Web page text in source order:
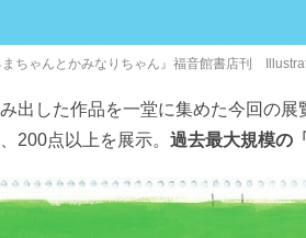
まちゃんとかみなりちゃん』福音館書店刊
出した作品を一堂に集めた今回の
200点以上を展示。 過去最大規模の